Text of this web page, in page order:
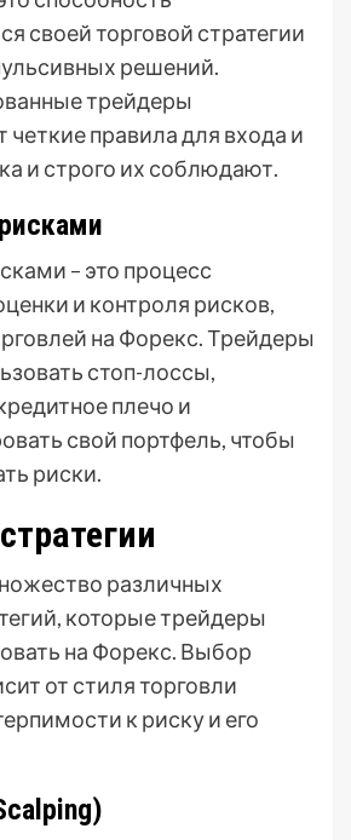
своей торговой стратегии
решений.
трейдеры
четкие правила для входа и
и строго их соблюдают.
– это процесс
и контроля рисков,
на Форекс. Трейдеры
стоп-лоссы,
плечо и
свой портфель, чтобы
риски.
различных
которые трейдеры
на Форекс. Выбор
от стиля торговли
к риску и его